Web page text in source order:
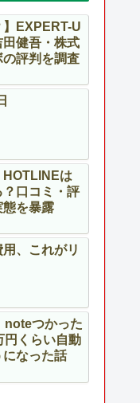
】EXPERT-U
健吾・株式
評判を調査
HOTLINEは
口コミ・評
態を暴露
、これがリ
noteつかった
円くらい自動
なった話